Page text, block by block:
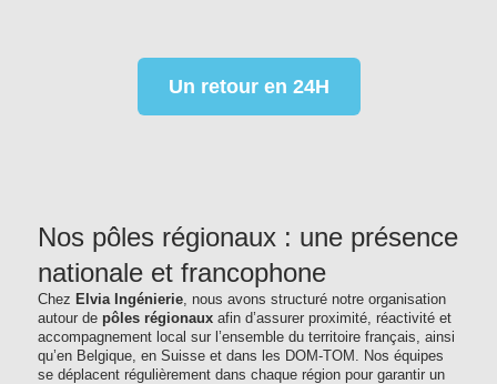
Un retour en 24H
Nos pôles régionaux : une présence
nationale et francophone
Chez Elvia Ingénierie, nous avons structuré notre organisation
autour de pôles régionaux afin d’assurer proximité, réactivité et
accompagnement local sur l’ensemble du territoire français, ainsi
qu’en Belgique, en Suisse et dans les DOM-TOM. Nos équipes
se déplacent régulièrement dans chaque région pour garantir un